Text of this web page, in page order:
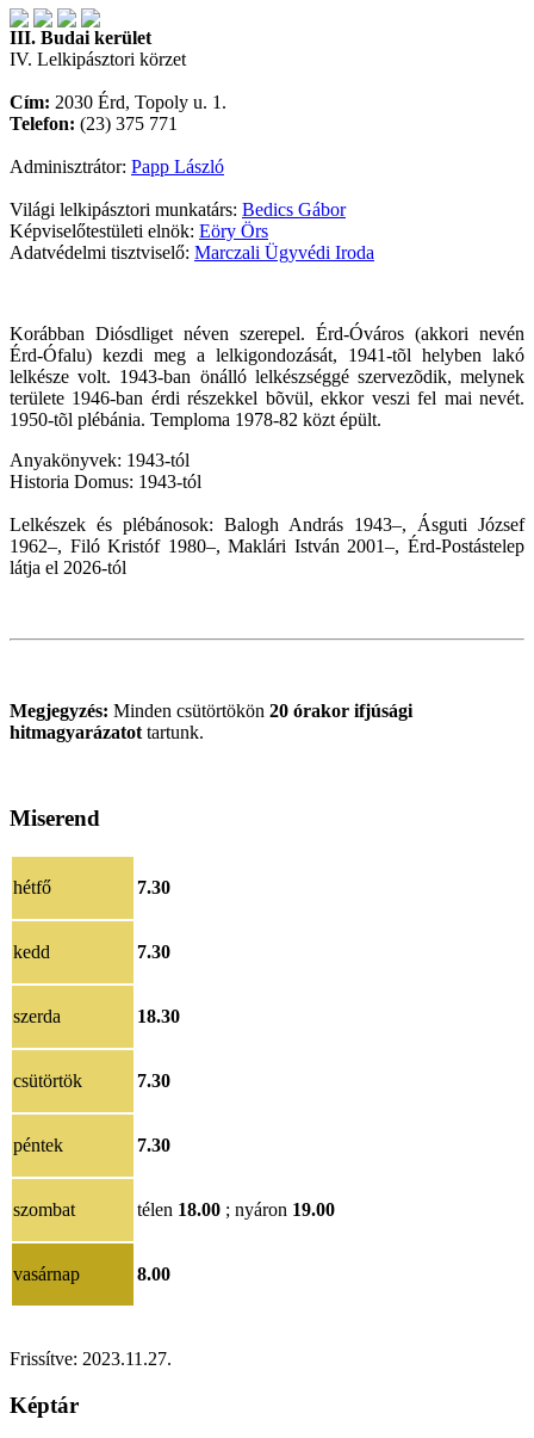
III. Budai kerület
IV. Lelkipásztori körzet
Cím: 2030 Érd, Topoly u. 1.
Telefon: (23) 375 771
Adminisztrátor: Papp László
Világi lelkipásztori munkatárs: Bedics Gábor
Képviselőtestületi elnök: Eöry Örs
Adatvédelmi tisztviselő: Marczali Ügyvédi Iroda
Korábban Diósdliget néven szerepel. Érd-Óváros (akkori nevén
Érd-Ófalu) kezdi meg a lelkigondozását, 1941-tõl helyben lakó
lelkésze volt. 1943-ban önálló lelkészséggé szervezõdik, melynek
területe 1946-ban érdi részekkel bõvül, ekkor veszi fel mai nevét.
1950-tõl plébánia. Temploma 1978-82 közt épült.
Anyakönyvek: 1943-tól
Historia Domus: 1943-tól
Lelkészek és plébánosok: Balogh András 1943–, Ásguti József
1962–, Filó Kristóf 1980–, Maklári István 2001–, Érd-Postástelep
látja el 2026-tól
Megjegyzés: Minden csütörtökön 20 órakor ifjúsági
hitmagyarázatot tartunk.
Miserend
hétfő 7.30
kedd 7.30
szerda 18.30
csütörtök 7.30
péntek 7.30
szombat télen 18.00 ; nyáron 19.00
vasárnap 8.00
Frissítve: 2023.11.27.
Képtár